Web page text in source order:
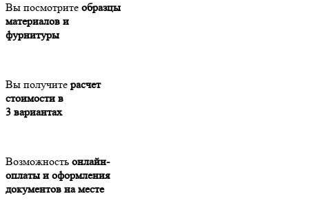
Вы посмотрите образцы
материалов и
фурнитуры
Вы получите расчет
стоимости в
3 вариантах
Возможность онлайн-
оплаты и оформления
документов на месте